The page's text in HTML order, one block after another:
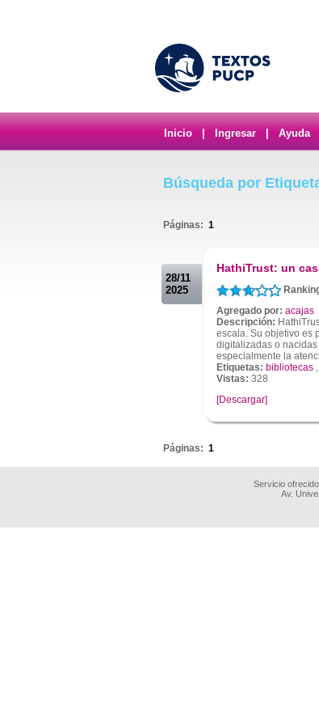
Inicio Ingresar Ayuda
Búsqueda por
Páginas: 1
28/11
2025
HathiTrust: un
Agregado por: acajas
Descripción:
escala. Su objetivo es
digitalizadas o
especialmente la
Etiquetas: bibliotecas ,
Vistas: 328
[Descargar]
Páginas: 1
Servicio
Av.